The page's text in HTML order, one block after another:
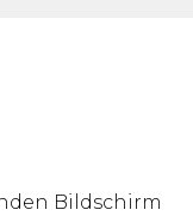
Bildschirm